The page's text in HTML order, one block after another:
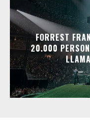
FORREST
20.000